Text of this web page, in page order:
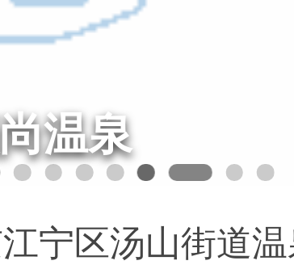
温泉
宁区汤山街道